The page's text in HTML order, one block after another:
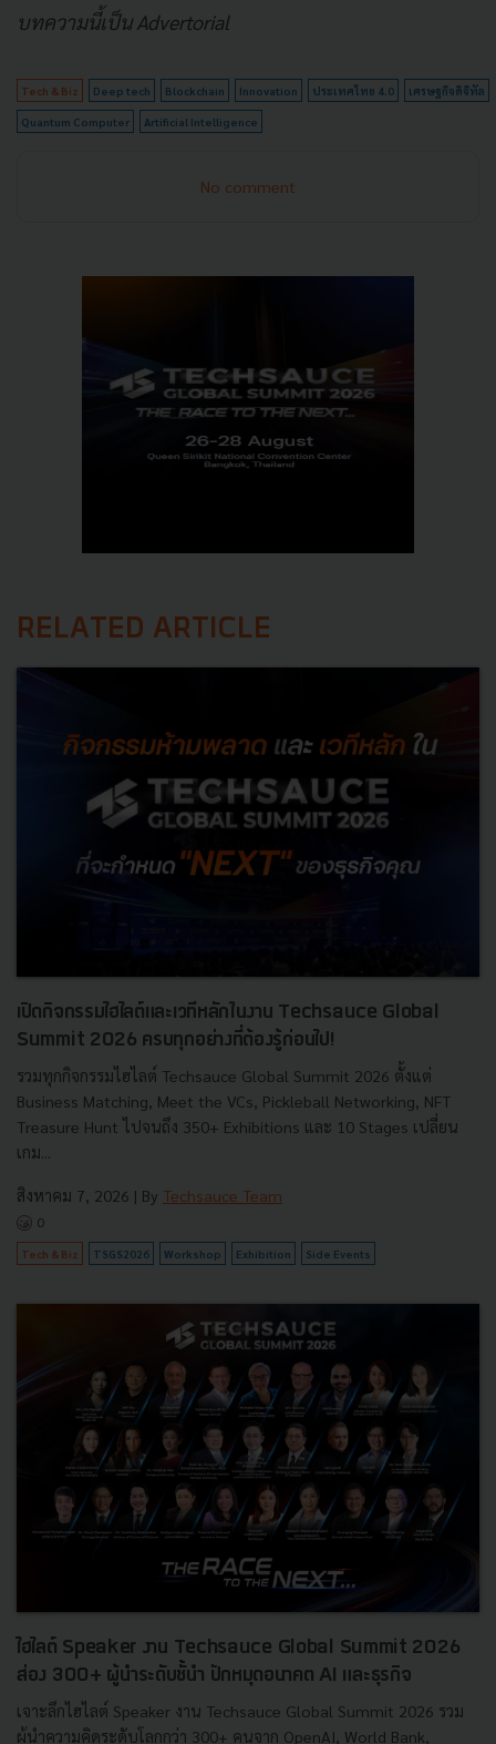
บทความนี้เป็น Advertorial
Tech & Biz Deep tech Blockchain Innovation ประเทศไทย 4.0 เศรษฐกิจดิจิทัล
Quantum Computer Artificial Intelligence
No comment
RELATED ARTICLE
เปิดกิจกรรมไฮไลต์และเวทีหลักในงาน Techsauce Global
Summit 2026 ครบทุกอย่างที่ต้องรู้ก่อนไป!
รวมทุกกิจกรรมไฮไลต์ Techsauce Global Summit 2026 ตั้งแต่
Business Matching, Meet the VCs, Pickleball Networking, NFT
Treasure Hunt ไปจนถึง 350+ Exhibitions และ 10 Stages เปลี่ยน
เกม...
สิงหาคม 7, 2026 | By Techsauce Team
0
Tech & Biz TSGS2026 Workshop Exhibition Side Events
ไฮไลต์ Speaker งาน Techsauce Global Summit 2026
ส่อง 300+ ผู้นำระดับชั้นำ ปักหมุดอนาคต AI และธุรกิจ
เจาะลึกไฮไลต์ Speaker งาน Techsauce Global Summit 2026 รวม
ผู้นำความคิดระดับโลกกว่า 300+ คนจาก OpenAI, World Bank,